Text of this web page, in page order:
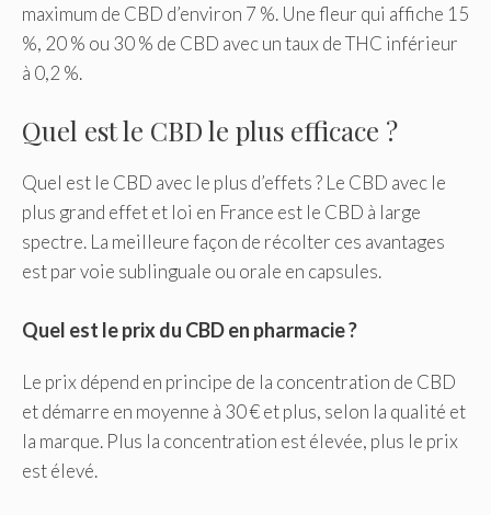
maximum de CBD d’environ 7 %. Une fleur qui affiche 15
%, 20 % ou 30 % de CBD avec un taux de THC inférieur
à 0,2 %.
Quel est le CBD le plus efficace ?
Quel est le CBD avec le plus d’effets ? Le CBD avec le
plus grand effet et loi en France est le CBD à large
spectre. La meilleure façon de récolter ces avantages
est par voie sublinguale ou orale en capsules.
Quel est le prix du CBD en pharmacie ?
Le prix dépend en principe de la concentration de CBD
et démarre en moyenne à 30 € et plus, selon la qualité et
la marque. Plus la concentration est élevée, plus le prix
est élevé.